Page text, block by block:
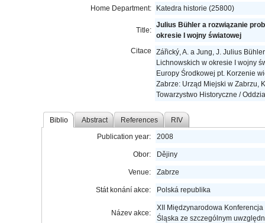
Home Department:
Katedra historie (25800)
Title:
Julius Bühler a rozwiązanie
okresie I wojny światowej
Citace
Zářický, A. a Jung, J. Julius
Lichnowskich w okresie I wojny
Europy Środkowej pt. Korzenie
Zabrze: Urząd Miejski w Zabrzu,
Towarzystwo Historyczne /
Biblio Abstract References RIV
Publication year: 2008
Obor: Dějiny
Venue: Zabrze
Stát konání akce: Polská republika
Název akce:
XII Międzynarodowa
Śląska ze szczególnym